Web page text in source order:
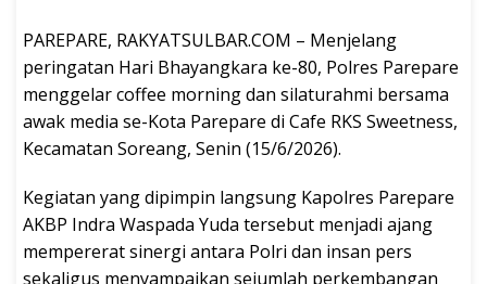
PAREPARE, RAKYATSULBAR.COM – Menjelang
peringatan Hari Bhayangkara ke-80, Polres Parepare
menggelar coffee morning dan silaturahmi bersama
awak media se-Kota Parepare di Cafe RKS Sweetness,
Kecamatan Soreang, Senin (15/6/2026).
Kegiatan yang dipimpin langsung Kapolres Parepare
AKBP Indra Waspada Yuda tersebut menjadi ajang
mempererat sinergi antara Polri dan insan pers
sekaligus menyampaikan sejumlah perkembangan